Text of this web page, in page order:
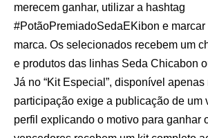
merecem ganhar, utilizar a hashtag
#PotãoPremiadoSedaEKibon e
marca. Os selecionados recebem um
e produtos das linhas Seda Chicabon
Já no “Kit Especial”, disponível apenas
participação exige a publicação de um
perfil explicando o motivo para ganhar